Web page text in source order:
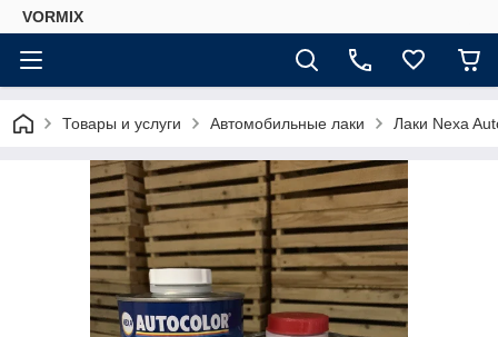
VORMIX
Товары и услуги Автомобильные лаки Лаки Nexa